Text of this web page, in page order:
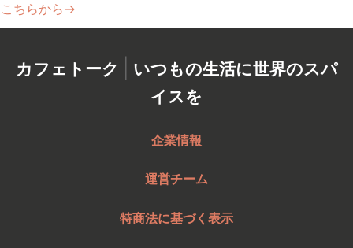
こちらから→
カフェトーク | いつもの生活に世界のスパ
イスを
企業情報
運営チーム
特商法に基づく表示